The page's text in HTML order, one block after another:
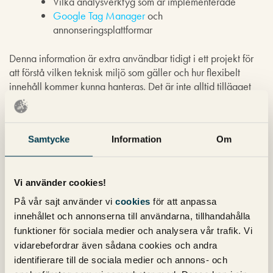
Samtycke Information Om
Vi använder cookies!
På vår sajt använder vi cookies för att anpassa
innehållet och annonserna till användarna, tillhandahålla
funktioner för sociala medier och analysera vår trafik. Vi
vidarebefordrar även sådana cookies och andra
identifierare till de sociala medier och annons- och
Google Tag Manageroch
annonseringsplattformar
Denna information är extra användbar tidigt i ett projekt för
att förstå vilken teknisk miljö som gäller och hur flexibelt
innehåll kommer kunna hanteras. Det är inte alltid tillägget
lyckas fånga upp rätt information, då får man istället gräva
fram svaret manuellt men det tar ju längre tid.
7. Web Developer
Javascript:
Slå på och av Javascript snabbt
Kontrollera att grundläggande innehåll finns
tillgängligt utan avancerad kodkörning
Identifiera potentiella problem för användare med
låg bandbredd eller begränsningar